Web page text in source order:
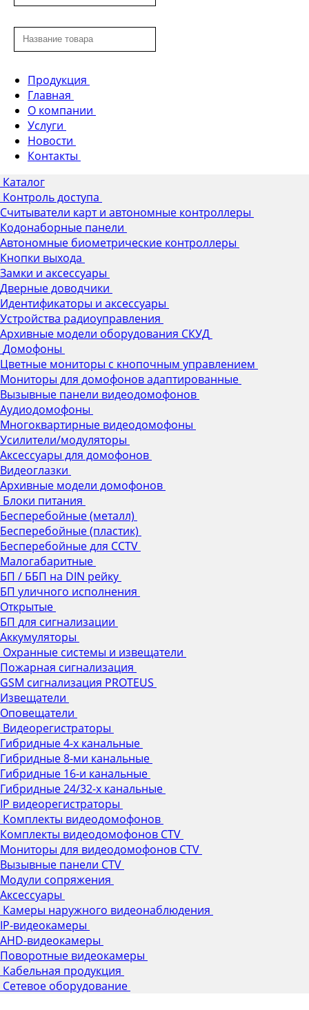
Продукция
Главная
О компании
Услуги
Новости
Контакты
Каталог
Контроль доступа
Считыватели карт и автономные контроллеры
Кодонаборные панели
Автономные биометрические контроллеры
Кнопки выхода
Замки и аксессуары
Дверные доводчики
Идентификаторы и аксессуары
Устройства радиоуправления
Архивные модели оборудования СКУД
Домофоны
Цветные мониторы с кнопочным управлением
Мониторы для домофонов адаптированные
Вызывные панели видеодомофонов
Аудиодомофоны
Многоквартирные видеодомофоны
Усилители/модуляторы
Аксессуары для домофонов
Видеоглазки
Архивные модели домофонов
Блоки питания
Бесперебойные (металл)
Бесперебойные (пластик)
Бесперебойные для CCTV
Малогабаритные
БП / ББП на DIN рейку
БП уличного исполнения
Открытые
БП для сигнализации
Аккумуляторы
Охранные системы и извещатели
Пожарная сигнализация
GSM сигнализация PROTEUS
Извещатели
Оповещатели
Видеорегистраторы
Гибридные 4-х канальные
Гибридные 8-ми канальные
Гибридные 16-и канальные
Гибридные 24/32-х канальные
IP видеорегистраторы
Комплекты видеодомофонов
Комплекты видеодомофонов CTV
Мониторы для видеодомофонов CTV
Вызывные панели CTV
Модули сопряжения
Аксессуары
Камеры наружного видеонаблюдения
IP-видеокамеры
AHD-видеокамеры
Поворотные видеокамеры
Кабельная продукция
Сетевое оборудование